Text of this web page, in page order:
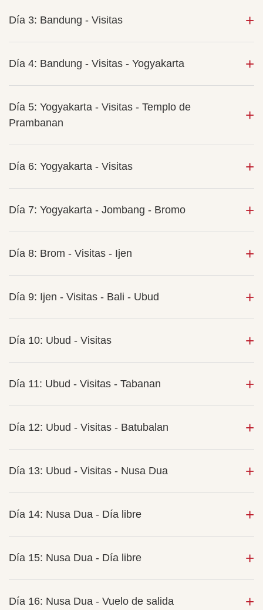
Día 3: Bandung - Visitas
Día 4: Bandung - Visitas - Yogyakarta
Día 5: Yogyakarta - Visitas - Templo de
Prambanan
Día 6: Yogyakarta - Visitas
Día 7: Yogyakarta - Jombang - Bromo
Día 8: Brom - Visitas - Ijen
Día 9: Ijen - Visitas - Bali - Ubud
Día 10: Ubud - Visitas
Día 11: Ubud - Visitas - Tabanan
Día 12: Ubud - Visitas - Batubalan
Día 13: Ubud - Visitas - Nusa Dua
Día 14: Nusa Dua - Día libre
Día 15: Nusa Dua - Día libre
Día 16: Nusa Dua - Vuelo de salida